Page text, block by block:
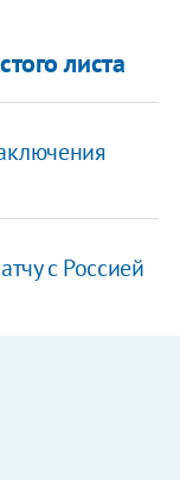
листа
с Россией